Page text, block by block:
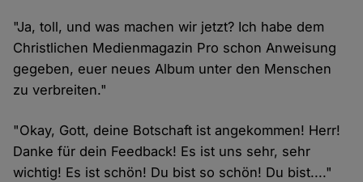
"Ja, toll, und was machen wir jetzt? Ich habe dem
Christlichen Medienmagazin Pro schon Anweisung
gegeben, euer neues Album unter den Menschen
zu verbreiten."
"Okay, Gott, deine Botschaft ist angekommen! Herr!
Danke für dein Feedback! Es ist uns sehr, sehr
wichtig! Es ist schön! Du bist so schön! Du bist...."